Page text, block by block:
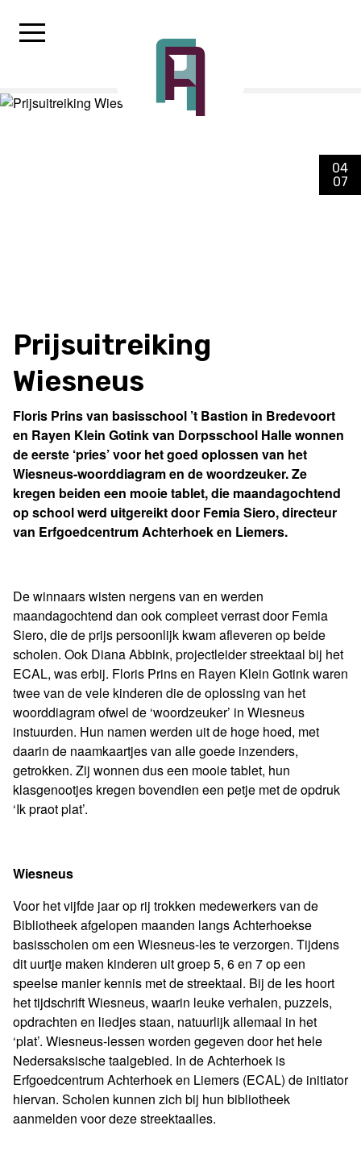
04
07
Prijsuitreiking
Wiesneus
Floris Prins van basisschool ’t Bastion in Bredevoort
en Rayen Klein Gotink van Dorpsschool Halle wonnen
de eerste ‘pries’ voor het goed oplossen van het
Wiesneus-woorddiagram en de woordzeuker. Ze
kregen beiden een mooie tablet, die maandagochtend
op school werd uitgereikt door Femia Siero, directeur
van Erfgoedcentrum Achterhoek en Liemers.
De winnaars wisten nergens van en werden
maandagochtend dan ook compleet verrast door Femia
Siero, die de prijs persoonlijk kwam afleveren op beide
scholen. Ook Diana Abbink, projectleider streektaal bij het
ECAL, was erbij. Floris Prins en Rayen Klein Gotink waren
twee van de vele kinderen die de oplossing van het
woorddiagram ofwel de ‘woordzeuker’ in Wiesneus
instuurden. Hun namen werden uit de hoge hoed, met
daarin de naamkaartjes van alle goede inzenders,
getrokken. Zij wonnen dus een mooie tablet, hun
klasgenootjes kregen bovendien een petje met de opdruk
‘Ik praot plat’.
Wiesneus
Voor het vijfde jaar op rij trokken medewerkers van de
Bibliotheek afgelopen maanden langs Achterhoekse
basisscholen om een Wiesneus-les te verzorgen. Tijdens
dit uurtje maken kinderen uit groep 5, 6 en 7 op een
speelse manier kennis met de streektaal. Bij de les hoort
het tijdschrift Wiesneus, waarin leuke verhalen, puzzels,
opdrachten en liedjes staan, natuurlijk allemaal in het
‘plat’. Wiesneus-lessen worden gegeven door het hele
Nedersaksische taalgebied. In de Achterhoek is
Erfgoedcentrum Achterhoek en Liemers (ECAL) de initiator
hiervan. Scholen kunnen zich bij hun bibliotheek
aanmelden voor deze streektaalles.